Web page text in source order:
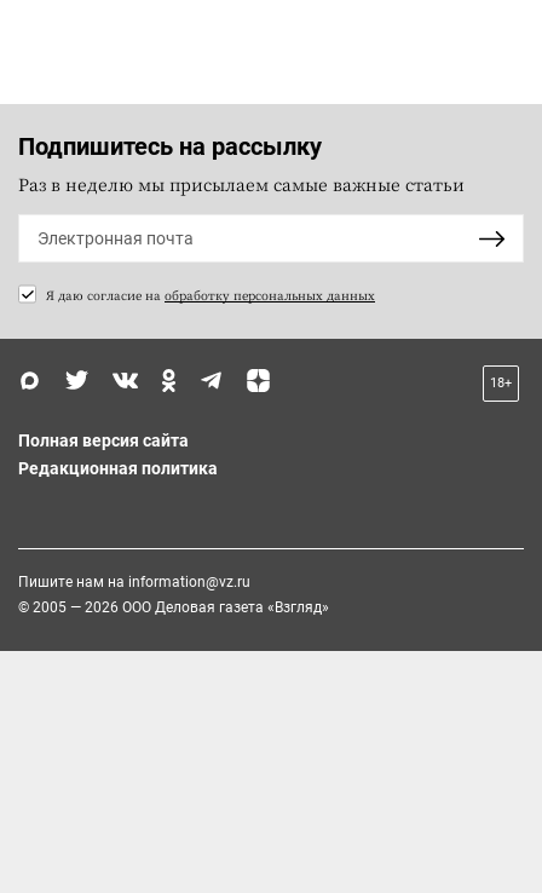
Подпишитесь на рассылку
Раз в неделю мы присылаем самые важные статьи
Я даю согласие на обработку персональных данных
18+
Полная версия сайта
Редакционная политика
Пишите нам на information@vz.ru
© 2005 — 2026 ООО Деловая газета «Взгляд»